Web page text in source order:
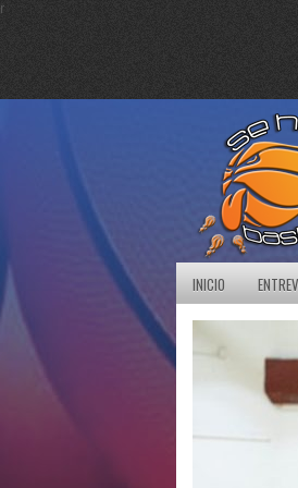
r
INICIO